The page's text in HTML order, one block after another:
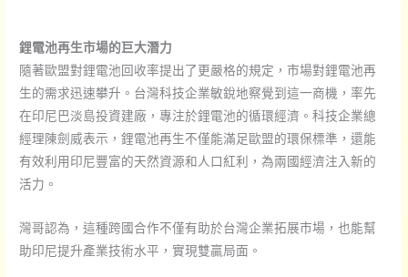
鋰電池再生市場的巨大潛力
隨著歐盟對鋰電池回收率提出了更嚴格的規定，市場對鋰電池再
生的需求迅速攀升。台灣科技企業敏銳地察覺到這一商機，率先
在印尼巴淡島投資建廠，專注於鋰電池的循環經濟。科技企業總
經理陳劍威表示，鋰電池再生不僅能滿足歐盟的環保標準，還能
有效利用印尼豐富的天然資源和人口紅利，為兩國經濟注入新的
活力。
灣哥認為，這種跨國合作不僅有助於台灣企業拓展市場，也能幫
助印尼提升產業技術水平，實現雙贏局面。